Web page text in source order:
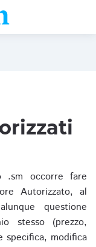
.sm occorre fare
Autorizzato, al
questione
stesso (prezzo,
specifica, modifica